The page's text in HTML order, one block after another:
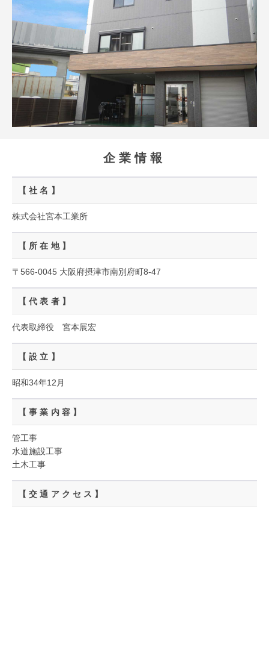
企業情報
【社名】
株式会社宮本工業所
【所在地】
〒566-0045 大阪府摂津市南別府町8-47
【代表者】
代表取締役 宮本展宏
【設立】
昭和34年12月
【事業内容】
管工事
水道施設工事
土木工事
【交通アクセス】